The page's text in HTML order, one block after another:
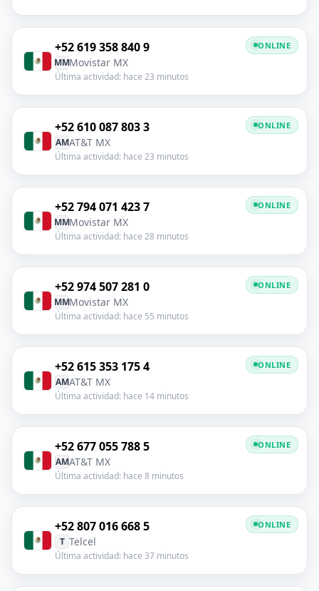
+52 619 358 840 9
MMMovistar MX
Última actividad: hace 23 minutos
ONLINE
+52 610 087 803 3
AMAT&T MX
Última actividad: hace 23 minutos
ONLINE
+52 794 071 423 7
MMMovistar MX
Última actividad: hace 28 minutos
ONLINE
+52 974 507 281 0
MMMovistar MX
Última actividad: hace 55 minutos
ONLINE
+52 615 353 175 4
AMAT&T MX
Última actividad: hace 14 minutos
ONLINE
+52 677 055 788 5
AMAT&T MX
Última actividad: hace 8 minutos
ONLINE
+52 807 016 668 5
T Telcel
Última actividad: hace 37 minutos
ONLINE